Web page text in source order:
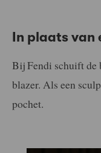
In plaats van
Bij Fendi schuift de
blazer. Als een
pochet.